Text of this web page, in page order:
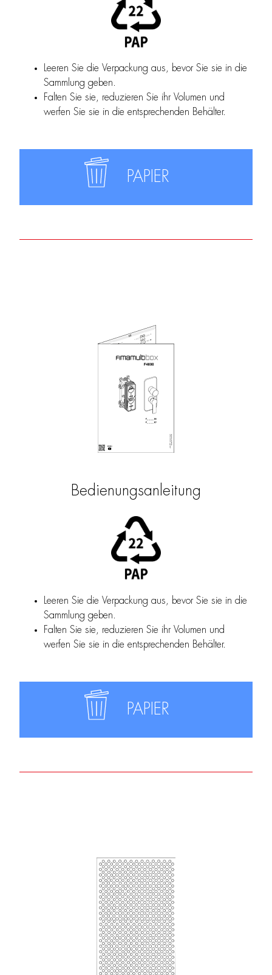
Leeren Sie die Verpackung aus, bevor Sie sie in die
Sammlung geben.
Falten Sie sie, reduzieren Sie ihr Volumen und
werfen Sie sie in die entsprechenden Behälter.
PAPIER
Bedienungsanleitung
Leeren Sie die Verpackung aus, bevor Sie sie in die
Sammlung geben.
Falten Sie sie, reduzieren Sie ihr Volumen und
werfen Sie sie in die entsprechenden Behälter.
PAPIER